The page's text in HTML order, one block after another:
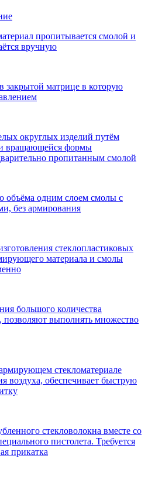
пропитывается смолой и
вручную
закрытой матрице в которую
округлых изделий путём
вращающейся формы
пропитанным смолой
объёма одним слоем смолы с
без армирования
стеклопластиковых
материала и смолы
большого количества
выполнять множество
стекломатериале
воздуха, обеспечивает быструю
стекловолокна вместе со
пистолета. Требуется
прикатка